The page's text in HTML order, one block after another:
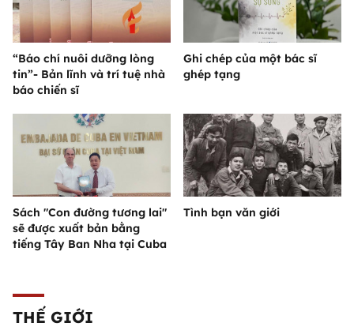
“Báo chí nuôi dưỡng lòng
tin”- Bản lĩnh và trí tuệ nhà
báo chiến sĩ
Ghi chép của một bác sĩ
ghép tạng
Sách "Con đường tương lai"
sẽ được xuất bản bằng
tiếng Tây Ban Nha tại Cuba
Tình bạn văn giới
THẾ GIỚI